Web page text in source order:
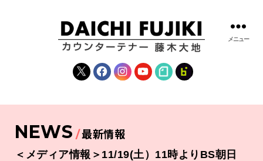
木
大
|
WEBSITE
X FacebookInstagramYouTube
note fanclub
メニュー
NEWS 最新情報
＜メディア情報＞11/19(土）11時よりBS朝日